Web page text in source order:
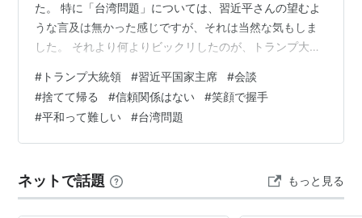
た。 特に「台湾問題」については、習近平さんの望むよ
うな言及は無かった感じですが、それは当然な気もしま
した。 それより何よりビックリしたのが、トランプ大統
た。 あまりTVや新聞などでは大々的には取り上げてなか
ったようですが、「貰ったもの、借りたものの全てを空
港で捨てて帰った」ということを知り、「そこまでです
か！」と驚きました。 ↑ 米中会談でトランプ氏「両国関
きました そもそも貰ったものを捨…
# トランプ大統領 #習近平国家主席 #会談
#捨てて帰る #信頼関係はない #笑顔で握手
#平和って難しい #台湾問題
ネットで話題 もっと見る